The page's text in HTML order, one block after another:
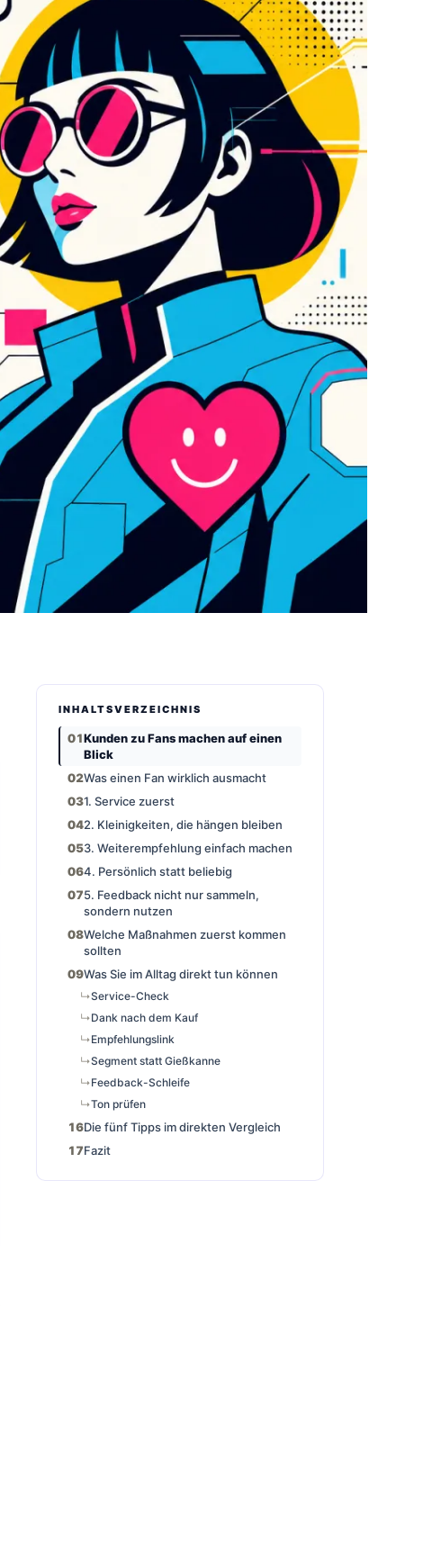
INHALTSVERZEICHNIS
Kunden zu Fans machen auf einen
Blick
Was einen Fan wirklich ausmacht
1. Service zuerst
2. Kleinigkeiten, die hängen bleiben
3. Weiterempfehlung einfach machen
4. Persönlich statt beliebig
5. Feedback nicht nur sammeln,
sondern nutzen
Welche Maßnahmen zuerst kommen
sollten
Was Sie im Alltag direkt tun können
Service-Check
Dank nach dem Kauf
Empfehlungslink
Segment statt Gießkanne
Feedback-Schleife
Ton prüfen
Die fünf Tipps im direkten Vergleich
Fazit